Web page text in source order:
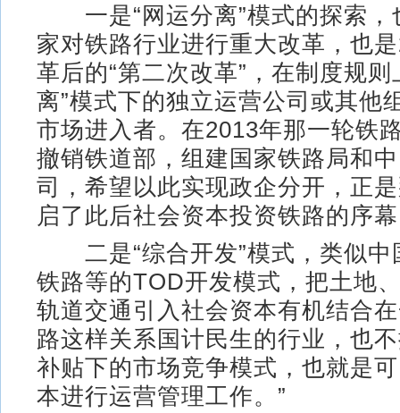
一是“网运分离”模式的探索，
家对铁路行业进行重大改革，也
革后的“第二次改革”，在制度规则
离”模式下的独立运营公司或其他
市场进入者。在2013年那一轮铁
撤销铁道部，组建国家铁路局和
司，希望以此实现政企分开，正
启了此后社会资本投资铁路的序
二是“综合开发”模式，类似中
铁路等的TOD开发模式，把土地
轨道交通引入社会资本有机结合
路这样关系国计民生的行业，也
补贴下的市场竞争模式，也就是
本进行运营管理工作。”